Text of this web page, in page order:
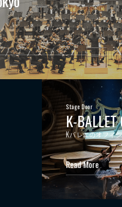
Stage Door
K-BALLET
Kバレエのオフィ
Read More